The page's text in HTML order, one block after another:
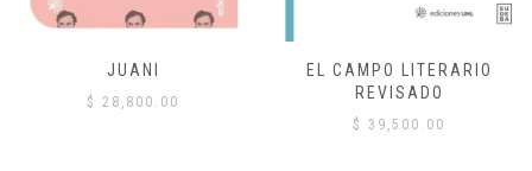
JUANI
$ 28,800.00
EL CAMPO LITERARIO
REVISADO
$ 39,500.00